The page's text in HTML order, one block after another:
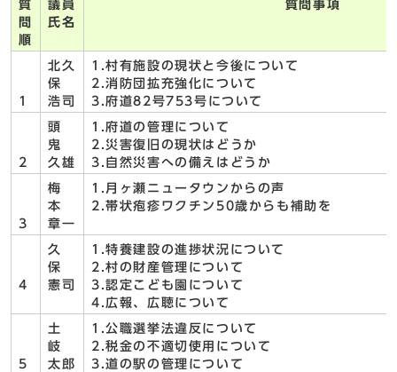
質
問
順
議員
氏名
質問事項
1
北久
保
浩司
1.村有施設の現状と今後について
2.消防団拡充強化について
3.府道82号753号について
2
頭
鬼
久雄
1.府道の管理について
2.災害復旧の現状はどうか
3.自然災害への備えはどうか
3
梅
本
章一
1.月ヶ瀬ニュータウンからの声
2.帯状疱疹ワクチン50歳からも補助を
4
久
保
憲司
1.特養建設の進捗状況について
2.村の財産管理について
3.認定こども園について
4.広報、広聴について
5
土
岐
太郎
1.公職選挙法違反について
2.税金の不適切使用について
3.道の駅の管理について